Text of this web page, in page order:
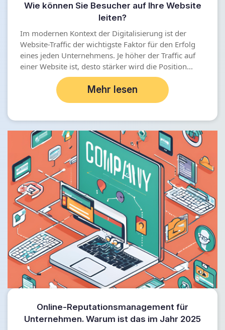
Wie können Sie Besucher auf Ihre Website
leiten?
Im modernen Kontext der Digitalisierung ist der
Website-Traffic der wichtigste Faktor für den Erfolg
eines jeden Unternehmens. Je höher der Traffic auf
einer Website ist, desto stärker wird die Position...
Mehr lesen
Online-Reputationsmanagement für
Unternehmen. Warum ist das im Jahr 2025